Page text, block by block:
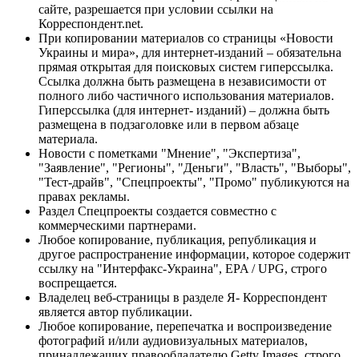
сайте, разрешается при условии ссылки на
Корреспондент.net.
При копировании материалов со страницы «Новости
Украины и мира», для интернет-изданий – обязательна
прямая открытая для поисковых систем гиперссылка.
Ссылка должна быть размещена в независимости от
полного либо частичного использования материалов.
Гиперссылка (для интернет- изданий) – должна быть
размещена в подзаголовке или в первом абзаце
материала.
Новости с пометками "Мнение", "Экспертиза",
"Заявление", "Регионы", "Деньги", "Власть", "Выборы",
"Тест-драйв", "Спецпроекты", "Промо" публикуются на
правах рекламы.
Раздел Спецпроекты создается совместно с
коммерческими партнерами.
Любое копирование, публикация, републикация и
другое распространение информации, которое содержит
ссылку на "Интерфакс-Украина", EPA / UPG, строго
воспрещается.
Владелец веб-страницы в разделе Я- Корреспондент
является автор публикации.
Любое копирование, перепечатка и воспроизведение
фотографий и/или аудиовизуальных материалов,